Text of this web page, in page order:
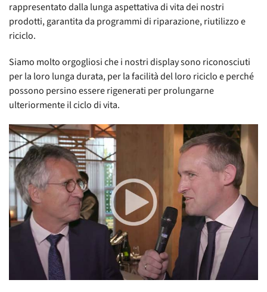
rappresentato dalla lunga aspettativa di vita dei nostri
prodotti, garantita da programmi di riparazione, riutilizzo e
riciclo.
Siamo molto orgogliosi che i nostri display sono riconosciuti
per la loro lunga durata, per la facilità del loro riciclo e perché
possono persino essere rigenerati per prolungarne
ulteriormente il ciclo di vita.